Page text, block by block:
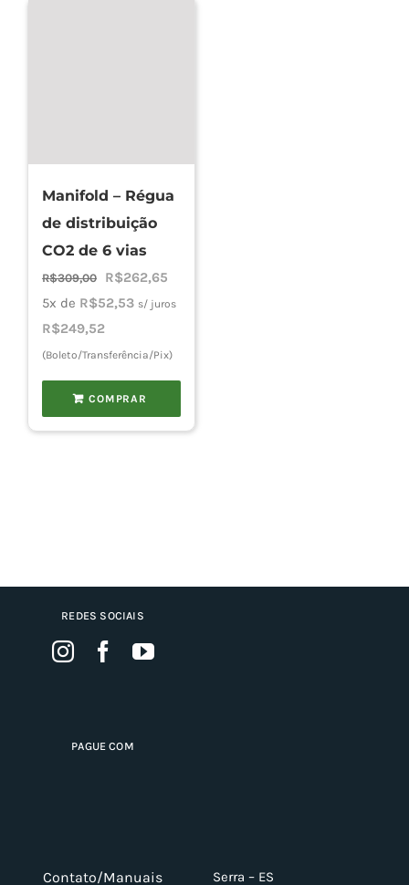
Manifold – Régua
de distribuição
CO2 de 6 vias
R$309,00
O
preço
original
era:
R$309,00.
R$262,65O
preço
é:
R$262,65.
5x de R$52,53 s/ juros
R$249,52
(Boleto/Transferência/Pix)
COMPRAR
REDES SOCIAIS
PAGUE COM
Contato/Manuais Serra – ES